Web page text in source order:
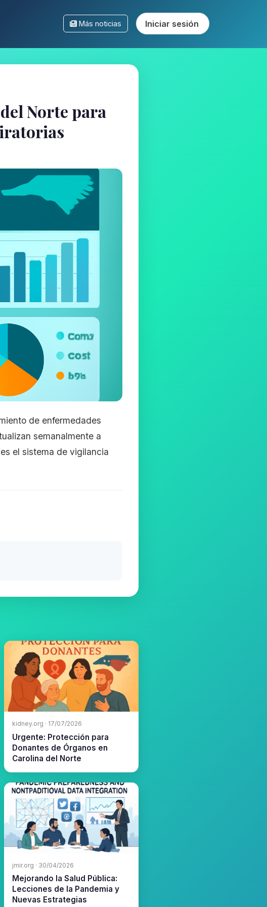
Más noticias Iniciar sesión
Norte para
de enfermedades
semanalmente a
el sistema de vigilancia
kidney.org · 17/07/2026
Urgente: Protección para
Donantes de Órganos en
Carolina del Norte
jmir.org · 30/04/2026
Mejorando la Salud Pública:
Lecciones de la Pandemia y
Nuevas Estrategias